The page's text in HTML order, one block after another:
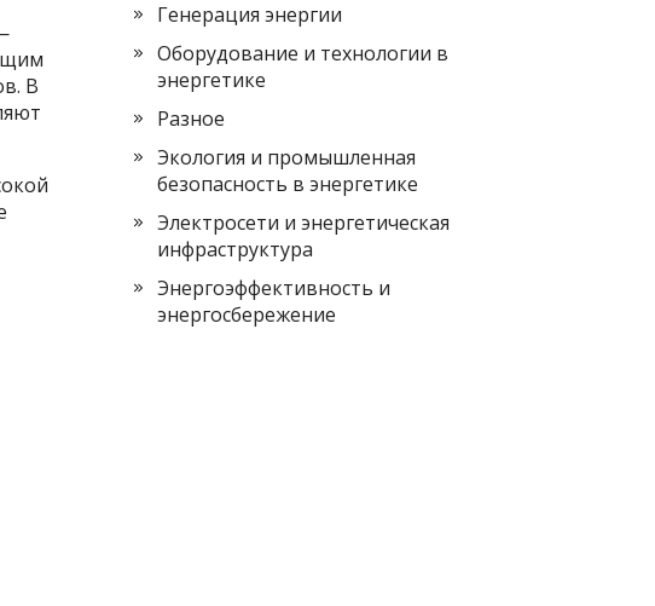
В
Генерация энергии
Оборудование и технологии в
энергетике
Разное
Экология и промышленная
безопасность в энергетике
Электросети и энергетическая
инфраструктура
Энергоэффективность и
энергосбережение